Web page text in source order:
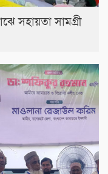
সহায়তা সামগ্রী